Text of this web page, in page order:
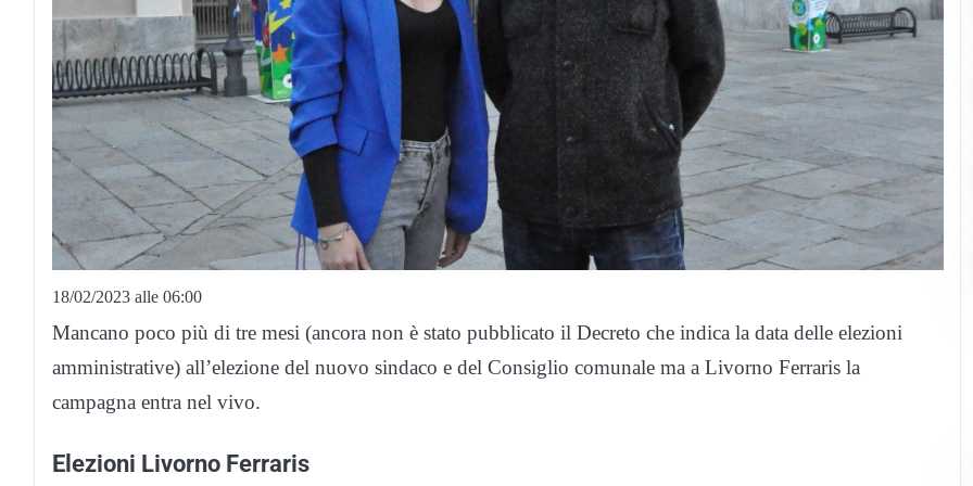
18/02/2023 alle 06:00
Mancano poco più di tre mesi (ancora non è stato pubblicato il Decreto che indica la data delle elezioni
amministrative) all’elezione del nuovo sindaco e del Consiglio comunale ma a Livorno Ferraris la
campagna entra nel vivo.
Elezioni Livorno Ferraris